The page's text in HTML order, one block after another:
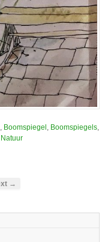
Boomspiegel Boomspiegels
Natuur
→